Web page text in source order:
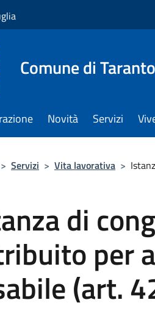
Comune di Taranto
Novità Servizi
> Servizi > Vita lavorativa >
di
per
(art.